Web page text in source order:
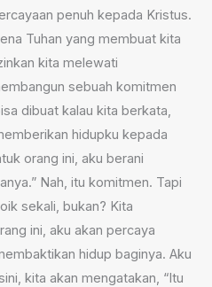
penuh kepada Kristus.
Tuhan yang membuat kita
kita melewati
sebuah komitmen
dibuat kalau kita berkata,
hidupku kepada
orang ini, aku berani
Nah, itu komitmen. Tapi
sekali, bukan? Kita
ini, aku akan percaya
hidup baginya. Aku
kita akan mengatakan, “Itu